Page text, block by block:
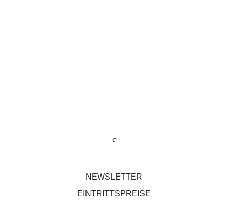
NEWSLETTER
EINTRITTSPREISE